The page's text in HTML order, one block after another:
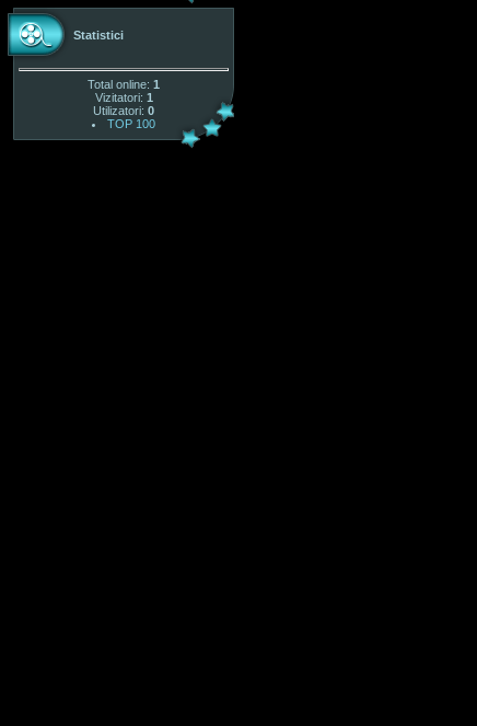
Statistici
Total online: 1
Vizitatori: 1
Utilizatori: 0
TOP 100